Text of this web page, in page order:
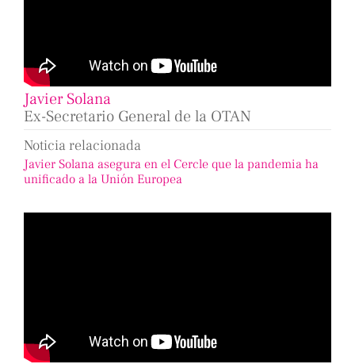
Javier Solana
Ex-Secretario General de la OTAN
Noticia relacionada
Javier Solana asegura en el Cercle que la pandemia ha
unificado a la Unión Europea